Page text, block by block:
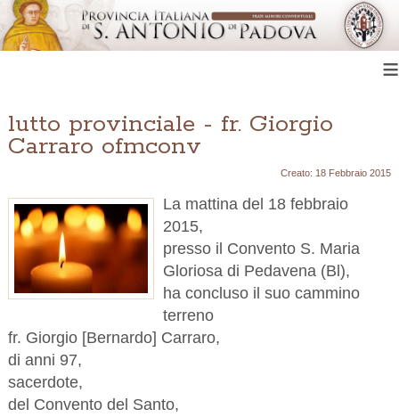
≡
lutto provinciale - fr. Giorgio
Carraro ofmconv
Creato: 18 Febbraio 2015
La mattina del 18 febbraio
2015,
presso il Convento S. Maria
Gloriosa di Pedavena (Bl),
ha concluso il suo cammino
terreno
fr. Giorgio [Bernardo] Carraro,
di anni 97,
sacerdote,
del Convento del Santo,